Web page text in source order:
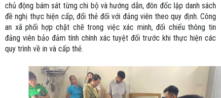
chủ động bám sát từng chi bộ và hướng dẫn, đôn đốc lập danh sách
đề nghị thực hiện cấp, đổi thẻ đối với đảng viên theo quy định. Công
an xã phối hợp chặt chẽ trong việc xác minh, đối chiếu thông tin
đảng viên bảo đảm tính chính xác tuyệt đối trước khi thực hiện các
quy trình về in và cấp thẻ.